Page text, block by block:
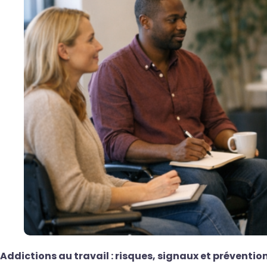
Addictions au travail : risques, signaux et